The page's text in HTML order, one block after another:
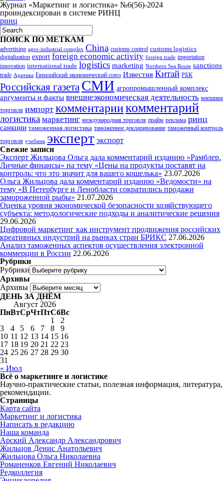
Журнал «Маркетинг и логистика» №6(56)-2024
проиндексирован в системе РИНЦ
ринц
ПОИСК ПО МЕТКАМ
advertising agro-industrial complex China customs control customs logistics
digitalization export foreign economic activity foreign trade importation
innovation international trade logistics marketing Northern Sea Route sanctions
trade Арктика Евразийский экономический союз Известия Китай РБК
Российская газета СМИ агропромышленный комплекс
аргументы и факты внешнеэкономическая деятельность внешняя
торговля импорт комментариикомментарий
логистика маркетинг международная торговля прайм реклама ринц
санкции таможенная логистика таможенное декларирование таможенный контроль
торговля учебник эксперт экспорт
Свежие записи
Эксперт Жильцова Ольга дала комментарий изданию «Рамблер.
Личные финансы» на тему «Цены на продукты поставят на
контроль: что это значит для вашего кошелька» 23.07.2026
Ольга Жильцова дала комментарий изданию «Ведомости» на
тему «В Петербурге и Ленобласти сократились продажи
замороженной рыбы» 21.07.2026
Оценка уровня экономической безопасности хозяйствующего
субъекта: методологические подходы и аналитические решения
29.06.2026
Цифровой маркетинг как инструмент продвижения российских
креативных индустрий на рынках стран БРИКС 27.06.2026
Анализ таможенных аспектов осуществления электронной
коммерции в России 22.06.2026
Рубрики
Рубрики
Архивы
Архивы
ДЕНЬ ЗА ДНЁМ
Август 2026
ПнВтСрЧтПтСбВс
1
2
3
4 5 6 7 8
9
10 11 12 13 14 15 16
17 18 19 20 21 22 23
24 25 26 27 28 29 30
31
« Июл
Всё о маркетинге и логистике
Научно-практические статьи, полезная информация, литература,
рекомендации.
Страницы
Карта сайта
Маркетинг и логистика
Написать в редакцию
Наша команда
Арский Александр Александрович
Жильцов Денис Анатольевич
Жильцова Ольга Николаевна
Романенков Евгений Николаевич
Редколлегия